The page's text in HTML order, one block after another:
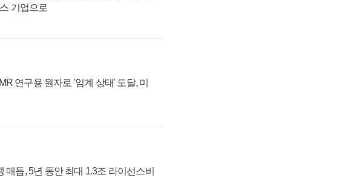
기업으로
연구용 원자로 '임계 상태' 도달, 미
듭, 5년 동안 최대 1.3조 라이선스비